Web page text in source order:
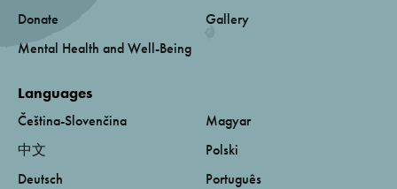
Donate
Mental Health and Well-Being
Gallery
Languages
Čeština-Slovenčina
中文
Deutsch
Magyar
Polski
Português